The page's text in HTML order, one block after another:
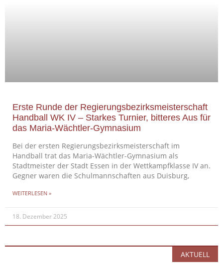
Erste Runde der Regierungsbezirksmeisterschaft
Handball WK IV – Starkes Turnier, bitteres Aus für
das Maria-Wächtler-Gymnasium
Bei der ersten Regierungsbezirksmeisterschaft im
Handball trat das Maria-Wächtler-Gymnasium als
Stadtmeister der Stadt Essen in der Wettkampfklasse IV an.
Gegner waren die Schulmannschaften aus Duisburg,
WEITERLESEN »
18. Dezember 2025
AKTUELL